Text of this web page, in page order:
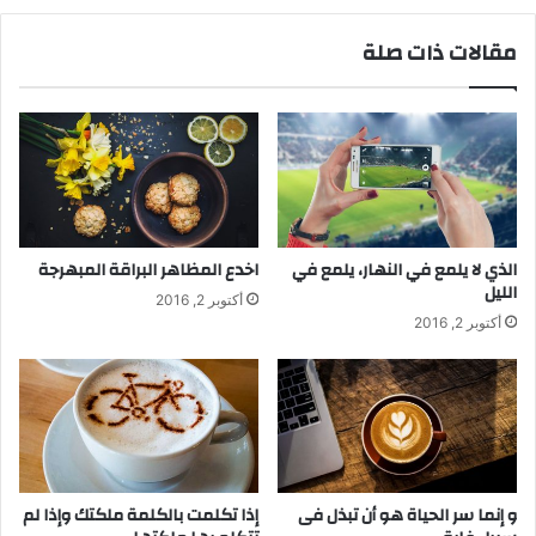
Success is largely a matter of holding on after others have let go.
إنّنا نبحث عن السّعادة غالباً وهي قريـبة
منّا، كما نبحث في كثير من الأحيان عن
النظّارة وهي فوق عيوننا. (تولستوي)
مقالات ذات صلة
الذي لا يلمع في النهار، يلمع في
الليل
أكتوبر 2, 2016
اخدع المظاهر البراقة المبهرجة
أكتوبر 2, 2016
و إنما سر الحياة هو أن تبذل فى إذا تكلمت بالكلمة ملكتك وإذا لم